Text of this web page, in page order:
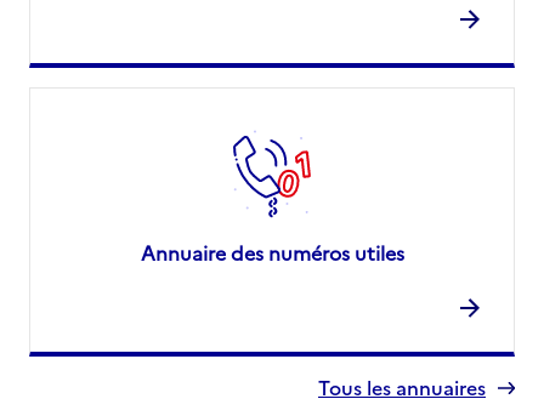
Annuaire des numéros utiles
Tous les annuaires